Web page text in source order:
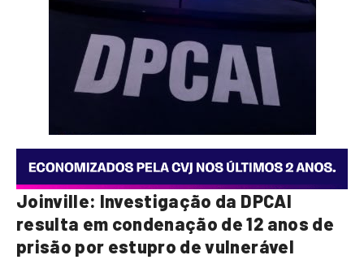
Joinville: Investigação da DPCAI
resulta em condenação de 12 anos de
prisão por estupro de vulnerável